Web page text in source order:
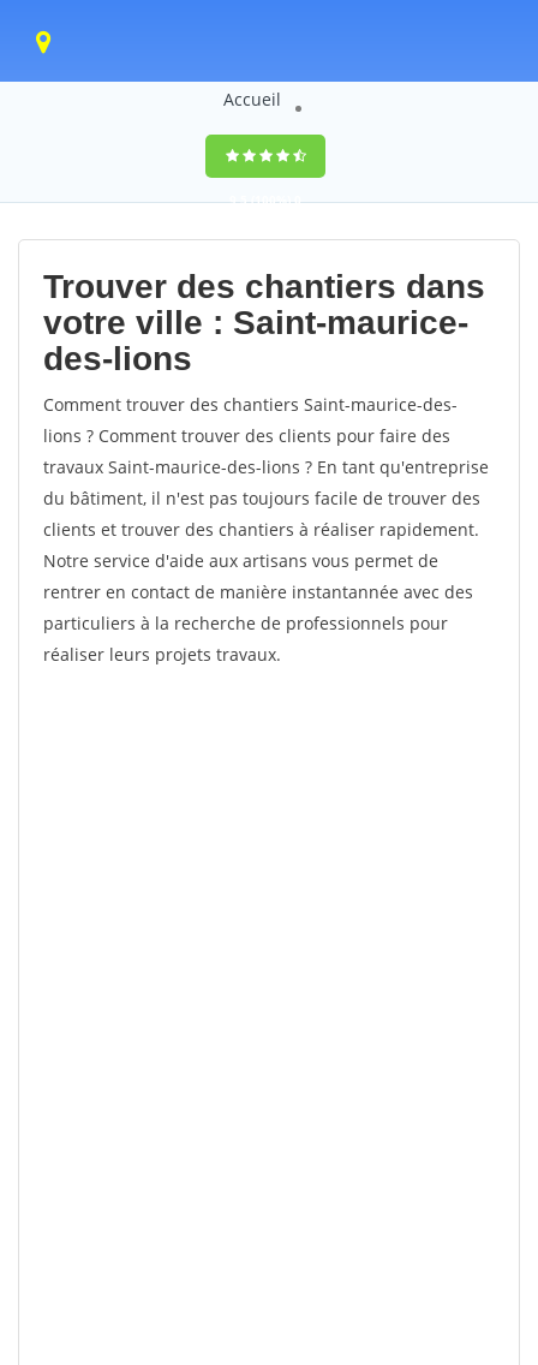
Accueil
9,5(100%)0
votes
Trouver des chantiers dans
votre ville : Saint-maurice-
des-lions
Comment trouver des chantiers Saint-maurice-des-
lions ? Comment trouver des clients pour faire des
travaux Saint-maurice-des-lions ? En tant qu'entreprise
du bâtiment, il n'est pas toujours facile de trouver des
clients et trouver des chantiers à réaliser rapidement.
Notre service d'aide aux artisans vous permet de
rentrer en contact de manière instantannée avec des
particuliers à la recherche de professionnels pour
réaliser leurs projets travaux.